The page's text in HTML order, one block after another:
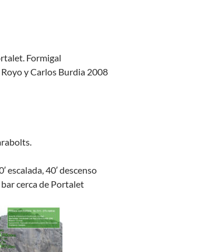
Formigal
Royo y Carlos Burdia 2008
escalada, 40′ descenso
cerca de Portalet